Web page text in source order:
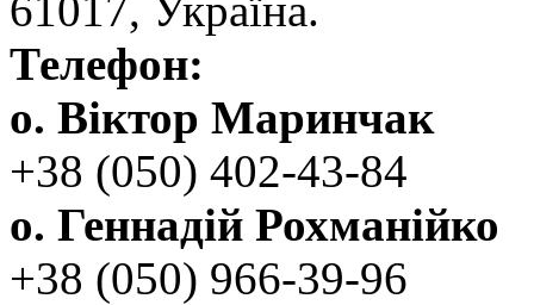
Телефон:
о. Віктор Маринчак
+38 (050)‭ 402-43-84
о. Геннадій Рохманійко
+38 (050)‭ ‬966-39-96